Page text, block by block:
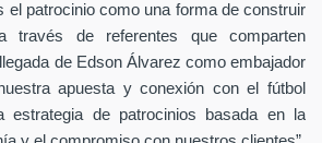
el patrocinio como una forma de construir
través de referentes que comparten
de Edson Álvarez como embajador
apuesta y conexión con el fútbol
estrategia de patrocinios basada en la